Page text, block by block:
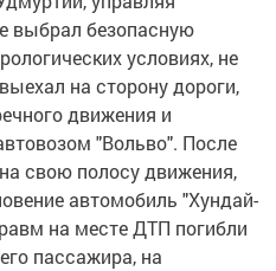
выбрал безопасную
условиях, не
на сторону дороги,
движения и
"Вольво". После
свою полосу движения,
автомобиль "Хундай-
на месте ДТП погибли
пассажира, на